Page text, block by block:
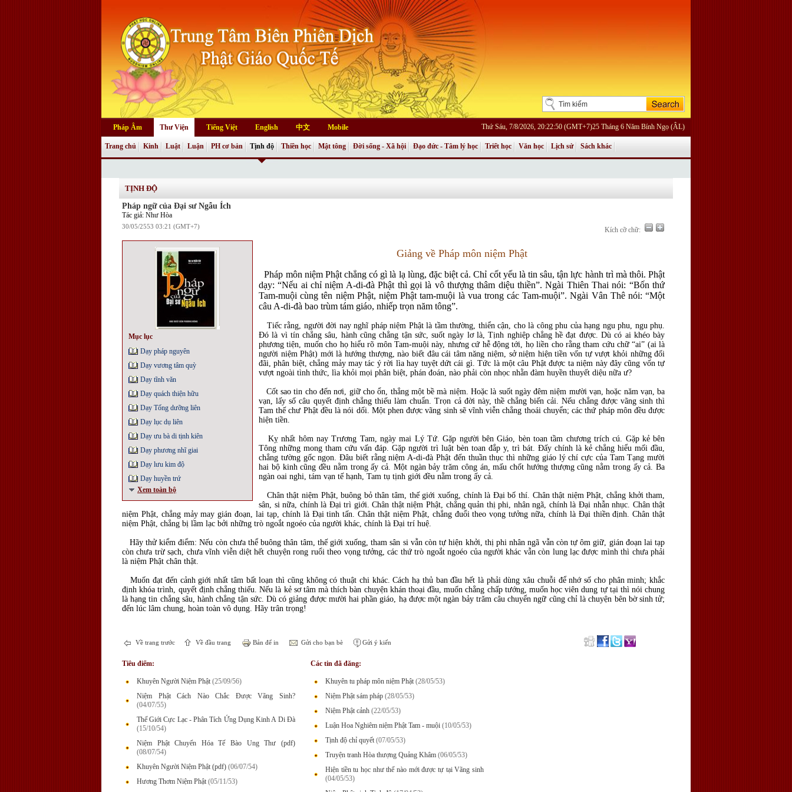
Pháp Âm Thư Viện Tiếng Việt English 中文 Mobile Thứ Sáu, 7/8/2026, 20:22:50 (GMT+7)25 Tháng 6 Năm Bính Ngọ (ÂL)
Trang chủ Kinh Luật Luận PH cơ bản Tịnh độ Thiền học Mật tông Đời sống - Xã hội Đạo đức - Tâm lý học Triết học Văn học Lịch sử Sách khác
TỊNH ĐỘ
Pháp ngữ của Đại sư Ngẫu Ích
Tác giả: Như Hòa
30/05/2553 03:21 (GMT+7) Kích cỡ chữ:
Mục lục
Dạy pháp nguyên
Dạy vương tâm quỳ
Dạy tĩnh văn
Dạy quách thiện hữu
Dạy Tống dưỡng liên
Dạy lục dụ liên
Dạy ưu bà di tịnh kiên
Dạy phương nhĩ giai
Dạy lưu kim độ
Dạy huyền trứ
Xem toàn bộ
Giảng về Pháp môn niệm Phật
Pháp môn niệm Phật chẳng có gì là lạ lùng, đặc biệt cả. Chỉ cốt yếu là tin sâu, tận lực hành trì mà thôi. Phật
dạy: “Nếu ai chỉ niệm A-di-đà Phật thì gọi là vô thượng thâm diệu thiền”. Ngài Thiên Thai nói: “Bốn thứ
Tam-muội cùng tên niệm Phật, niệm Phật tam-muội là vua trong các Tam-muội”. Ngài Vân Thê nói: “Một
câu A-di-đà bao trùm tám giáo, nhiếp trọn năm tông”.
Tiếc rằng, người đời nay nghĩ pháp niệm Phật là tầm thường, thiển cận, cho là công phu của hạng ngu phu, ngu phụ.
Đó là vì tín chẳng sâu, hành cũng chẳng tận sức, suốt ngày lơ là, Tịnh nghiệp chẳng hề đạt được. Dù có ai khéo bày
phương tiện, muốn cho họ hiểu rõ môn Tam-muội này, nhưng cứ hễ động tới, họ liền cho rằng tham cứu chữ “ai” (ai là
người niệm Phật) mới là hướng thượng, nào biết đâu cái tâm năng niệm, sở niệm hiện tiền vốn tự vượt khỏi những đối
đãi, phân biệt, chẳng mảy may tác ý rời lìa hay tuyệt dứt cái gì. Tức là một câu Phật được ta niệm này đây cũng vốn tự
vượt ngoài tình thức, lìa khỏi mọi phân biệt, phán đoán, nào phải còn nhọc nhằn đàm huyền thuyết diệu nữa ư?
Cốt sao tin cho đến nơi, giữ cho ổn, thẳng một bề mà niệm. Hoặc là suốt ngày đêm niệm mười vạn, hoặc năm vạn, ba
vạn, lấy số câu quyết định chẳng thiếu làm chuẩn. Trọn cả đời này, thề chẳng biến cải. Nếu chẳng được vãng sinh thì
Tam thế chư Phật đều là nói dối. Một phen được vãng sinh sẽ vĩnh viễn chẳng thoái chuyển; các thứ pháp môn đều được
hiện tiền.
Kỵ nhất hôm nay Trương Tam, ngày mai Lý Tứ. Gặp người bên Giáo, bèn toan tầm chương trích cú. Gặp kẻ bên
Tông những mong tham cứu vấn đáp. Gặp người trì luật bèn toan đắp y, trì bát. Đấy chính là kẻ chẳng hiểu mối đầu,
chẳng tường gốc ngọn. Đâu biết rằng niệm A-di-đà Phật đến thuần thục thì những giáo lý chí cực của Tam Tạng mười
hai bộ kinh cũng đều nằm trong ấy cả. Một ngàn bảy trăm công án, mấu chốt hướng thượng cũng nằm trong ấy cả. Ba
ngàn oai nghi, tám vạn tế hạnh, Tam tụ tịnh giới đều nằm trong ấy cả.
Chân thật niệm Phật, buông bỏ thân tâm, thế giới xuống, chính là Đại bố thí. Chân thật niệm Phật, chẳng khởi tham,
sân, si nữa, chính là Đại trì giới. Chân thật niệm Phật, chẳng quản thị phi, nhân ngã, chính là Đại nhẫn nhục. Chân thật
niệm Phật, chẳng mảy may gián đoạn, lai tạp, chính là Đại tinh tấn. Chân thật niệm Phật, chẳng đuổi theo vọng tưởng nữa, chính là Đại thiền định. Chân thật
niệm Phật, chẳng bị lầm lạc bởi những trò ngoắt ngoéo của người khác, chính là Đại trí huệ.
Hãy thử kiểm điểm: Nếu còn chưa thể buông thân tâm, thế giới xuống, tham sân si vẫn còn tự hiện khởi, thị phi nhân ngã vẫn còn tự ôm giữ, gián đoạn lai tạp
còn chưa trừ sạch, chưa vĩnh viễn diệt hết chuyện rong ruổi theo vọng tưởng, các thứ trò ngoắt ngoéo của người khác vẫn còn lung lạc được mình thì chưa phải
là niệm Phật chân thật.
Muốn đạt đến cảnh giới nhất tâm bất loạn thì cũng không có thuật chi khác. Cách hạ thủ ban đầu hết là phải dùng xâu chuỗi để nhớ số cho phân minh; khắc
định khóa trình, quyết định chẳng thiếu. Nếu là kẻ sơ tâm mà thích bàn chuyện khán thoại đầu, muốn chẳng chấp tướng, muốn học viên dung tự tại thì nói chung
là hạng tin chẳng sâu, hành chẳng tận sức. Dù có giảng được mười hai phần giáo, hạ được một ngàn bảy trăm câu chuyển ngữ cũng chỉ là chuyện bên bờ sinh tử;
đến lúc lâm chung, hoàn toàn vô dụng. Hãy trân trọng!
Về trang trước Về đầu trang Bản để in Gửi cho bạn bè Gửi ý kiến
Tiêu điểm:
Khuyên Người Niệm Phật (25/09/56)
Niệm Phật Cách Nào Chắc Được Vãng Sinh?
(04/07/55)
Thế Giới Cực Lạc - Phân Tích Ứng Dụng Kinh A Di Đà
(15/10/54)
Niệm Phật Chuyển Hóa Tế Bào Ung Thư (pdf)
(08/07/54)
Khuyên Người Niệm Phật (pdf) (06/07/54)
Hương Thơm Niệm Phật (05/11/53)
Các tin đã đăng:
Khuyên tu pháp môn niệm Phật (28/05/53)
Niệm Phật sám pháp (28/05/53)
Niệm Phật cảnh (22/05/53)
Luận Hoa Nghiêm niệm Phật Tam - muội (10/05/53)
Tịnh độ chỉ quyết (07/05/53)
Truyện tranh Hòa thượng Quảng Khâm (06/05/53)
Hiện tiền tu học như thế nào mới được tự tại Vãng sinh
(04/05/53)